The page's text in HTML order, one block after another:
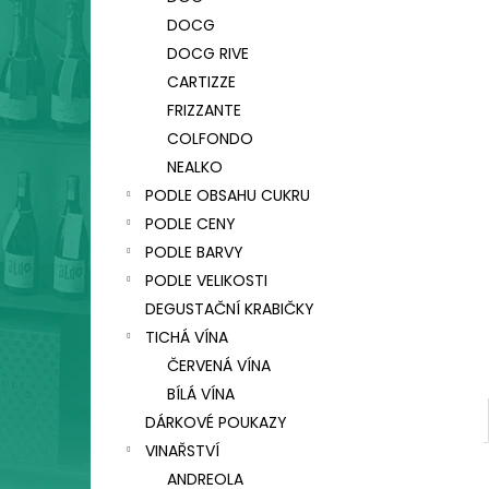
DOCG
DOCG RIVE
CARTIZZE
FRIZZANTE
COLFONDO
NEALKO
PODLE OBSAHU CUKRU
PODLE CENY
PODLE BARVY
PODLE VELIKOSTI
DEGUSTAČNÍ KRABIČKY
TICHÁ VÍNA
ČERVENÁ VÍNA
BÍLÁ VÍNA
DÁRKOVÉ POUKAZY
VINAŘSTVÍ
ANDREOLA
CA' SALINA SUI LIEVITI, VINO FRIZZANTE,
COL FONDO
330 Kč